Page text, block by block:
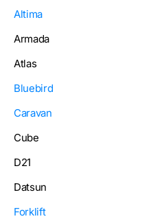
Altima
Armada
Atlas
Bluebird
Caravan
Cube
D21
Datsun
Forklift